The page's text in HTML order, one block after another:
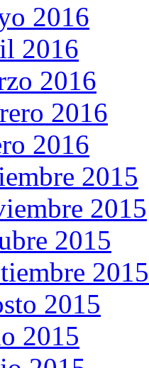
2016
2016
2016
2016
2016
2015
2015
2015
2015
2015
2015